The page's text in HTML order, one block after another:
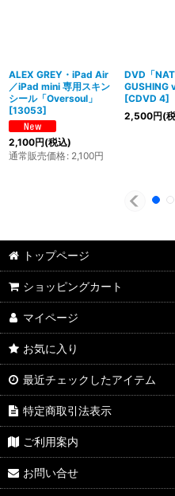
ALEX GREY・iPad Air
／iPad mini 専用スキン
シール「Oversoul」
[13053]
2,100円(税込)
通常販売価格: 2,100円
DVD「
GUSHING
[CDVD 4]
2,500円(
トップページ
ショッピングカート
マイページ
お気に入り
最近チェックしたアイテム
特定商取引法表示
ご利用案内
お問い合せ